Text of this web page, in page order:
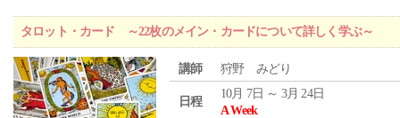
タロット・カード ～22枚のメイン・カードについて詳しく学ぶ～
講師 狩野 みどり
日程
10月 7日 ～ 3月 24日
A Week